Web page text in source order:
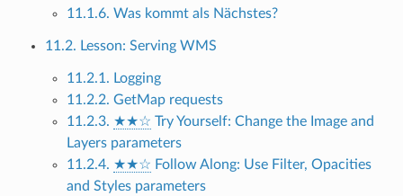
11.1.6. Was kommt als Nächstes?
11.2. Lesson: Serving WMS
11.2.1. Logging
11.2.2. GetMap requests
11.2.3. ★★☆ Try Yourself: Change the Image and
Layers parameters
11.2.4. ★★☆ Follow Along: Use Filter, Opacities
and Styles parameters